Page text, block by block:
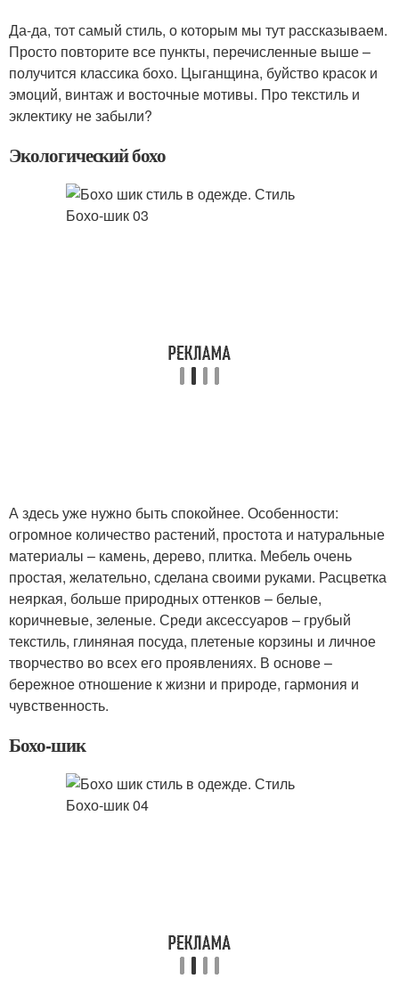
Да-да, тот самый стиль, о которым мы тут рассказываем.
Просто повторите все пункты, перечисленные выше –
получится классика бохо. Цыганщина, буйство красок и
эмоций, винтаж и восточные мотивы. Про текстиль и
эклектику не забыли?
Экологический бохо
А здесь уже нужно быть спокойнее. Особенности:
огромное количество растений, простота и натуральные
материалы – камень, дерево, плитка. Мебель очень
простая, желательно, сделана своими руками. Расцветка
неяркая, больше природных оттенков – белые,
коричневые, зеленые. Среди аксессуаров – грубый
текстиль, глиняная посуда, плетеные корзины и личное
творчество во всех его проявлениях. В основе –
бережное отношение к жизни и природе, гармония и
чувственность.
Бохо-шик